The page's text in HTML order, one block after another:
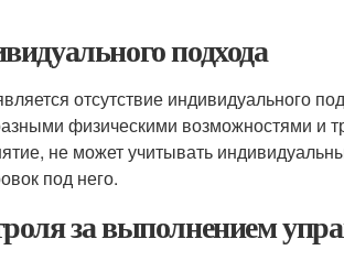
подхода
отсутствие индивидуального
физическими возможностями и
не может учитывать
под него.
за выполнением